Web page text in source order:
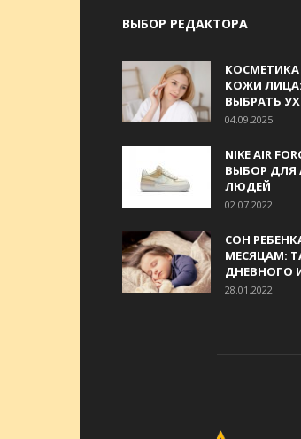
ВЫБОР РЕДАКТОРА
КОЖИ
ВЫБРАТЬ
04.09.2025
NIKE AIR
ВЫБОР ДЛЯ
ЛЮДЕЙ
02.07.2022
СОН
МЕСЯЦАМ:
ДНЕВНОГО
28.01.2022